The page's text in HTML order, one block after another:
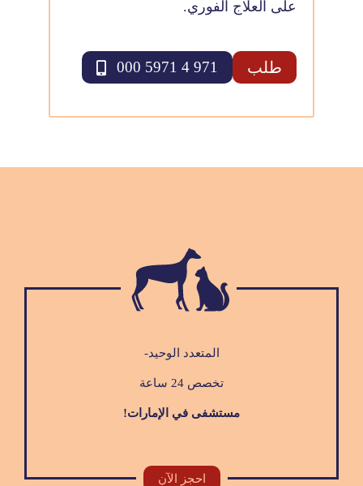
على العلاج الفوري.
طلب 971 4 5971 000
المتعدد الوحيد-
تخصص 24 ساعة
مستشفى في الإمارات!
احجز الآن